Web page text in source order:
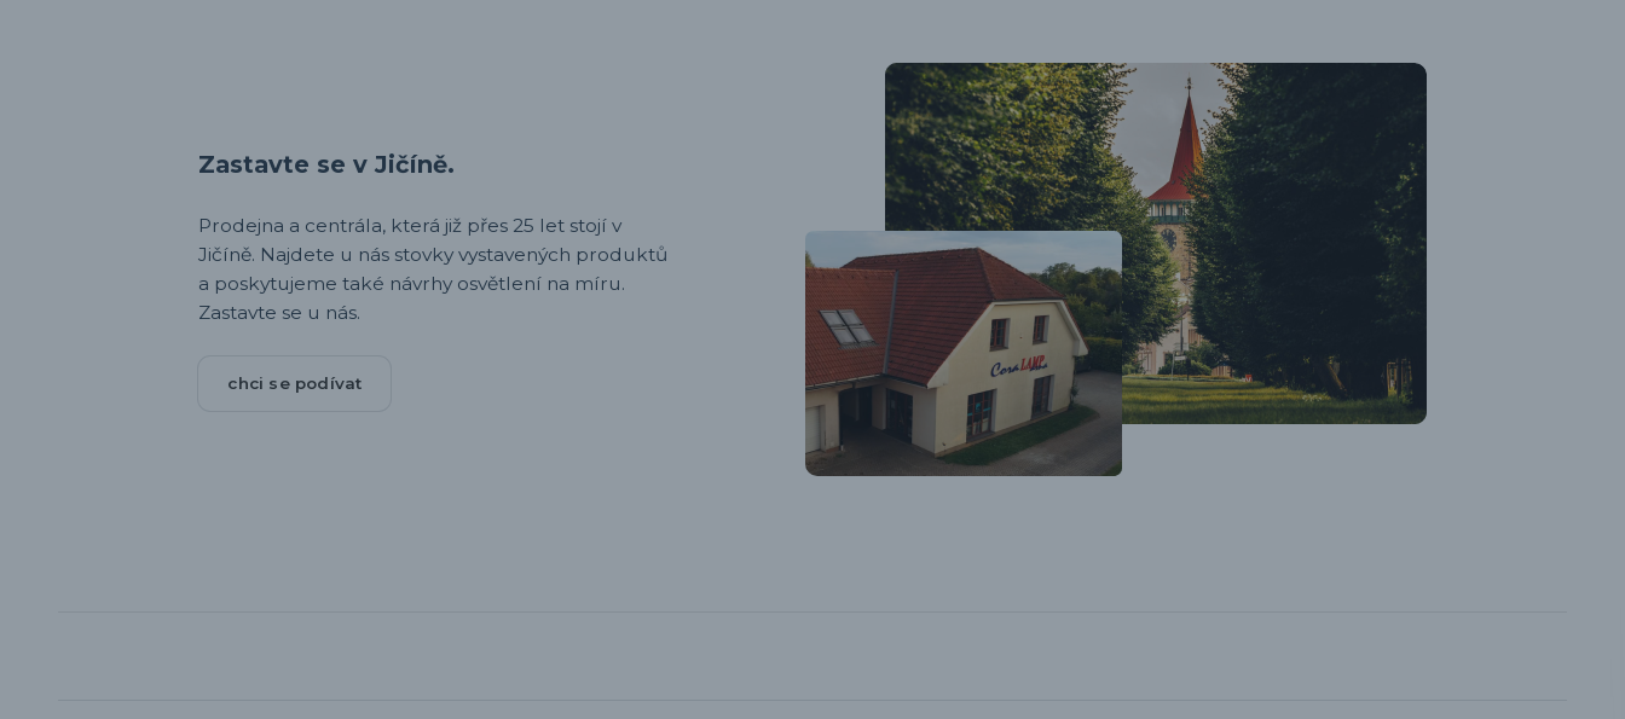
Zastavte se v Jičíně.
Prodejna a centrála, která již přes 25 let stojí v
Jičíně. Najdete u nás stovky vystavených produktů
a poskytujeme také návrhy osvětlení na míru.
Zastavte se u nás.
chci se podívat